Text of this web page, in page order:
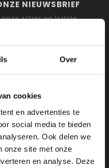
Over
cookies
en advertenties te
social media te bieden
Ook delen we
onze site met onze
en analyse. Deze
NIEUWSBRIEF
acties en laatste
mannen
24